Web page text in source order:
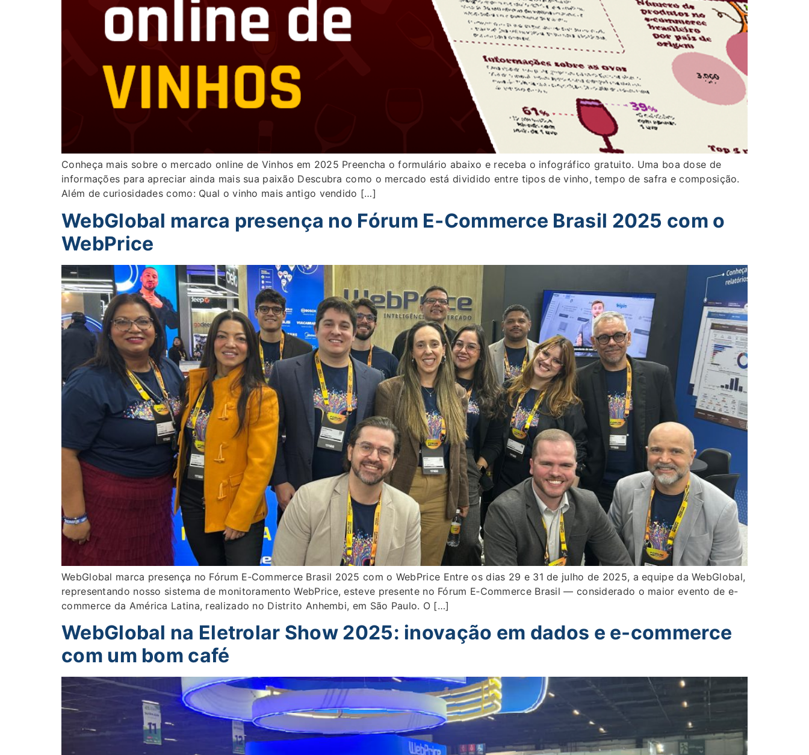
Conheça mais sobre o mercado online de Vinhos em 2025 Preencha o formulário abaixo e receba o infográfico gratuito. Uma boa dose de
informações para apreciar ainda mais sua paixão Descubra como o mercado está dividido entre tipos de vinho, tempo de safra e composição.
Além de curiosidades como: Qual o vinho mais antigo vendido […]
WebGlobal marca presença no Fórum E‑Commerce Brasil 2025 com o
WebPrice
WebGlobal marca presença no Fórum E‑Commerce Brasil 2025 com o WebPrice Entre os dias 29 e 31 de julho de 2025, a equipe da WebGlobal,
representando nosso sistema de monitoramento WebPrice, esteve presente no Fórum E‑Commerce Brasil — considerado o maior evento de e-
commerce da América Latina, realizado no Distrito Anhembi, em São Paulo. O […]
WebGlobal na Eletrolar Show 2025: inovação em dados e e-commerce
com um bom café